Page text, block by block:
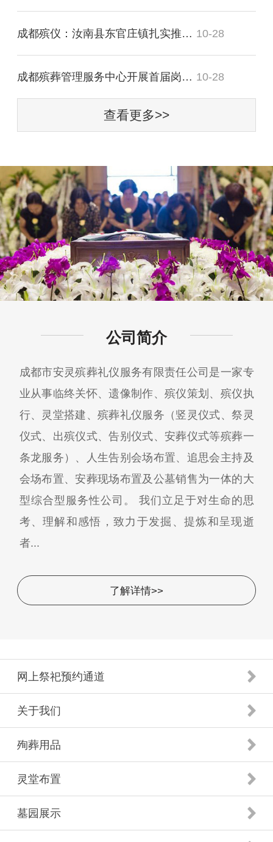
成都殡仪：汝南县东官庄镇扎实推进殡葬 10-28
成都殡葬管理服务中心开展首届岗位“大 10-28
查看更多>>
公司简介
成都市安灵殡葬礼仪服务有限责任公司是一家专
业从事临终关怀、遗像制作、殡仪策划、殡仪执
行、灵堂搭建、殡葬礼仪服务（竖灵仪式、祭灵
仪式、出殡仪式、告别仪式、安葬仪式等殡葬一
条龙服务）、人生告别会场布置、追思会主持及
会场布置、安葬现场布置及公墓销售为一体的大
型综合型服务性公司。 我们立足于对生命的思
考、理解和感悟，致力于发掘、提炼和呈现逝
者...
了解详情>>
网上祭祀预约通道
关于我们
殉葬用品
灵堂布置
墓园展示